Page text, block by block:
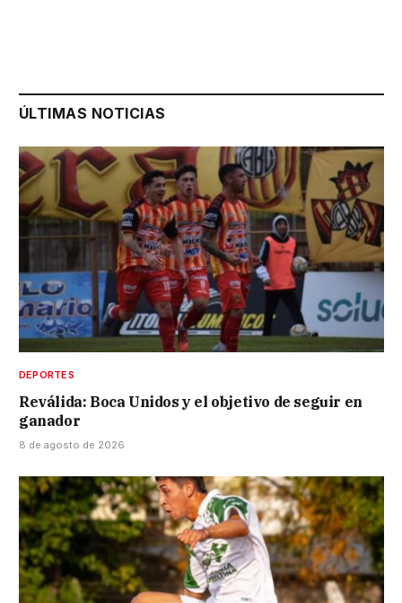
ÚLTIMAS NOTICIAS
DEPORTES
Reválida: Boca Unidos y el objetivo de seguir en
ganador
8 de agosto de 2026